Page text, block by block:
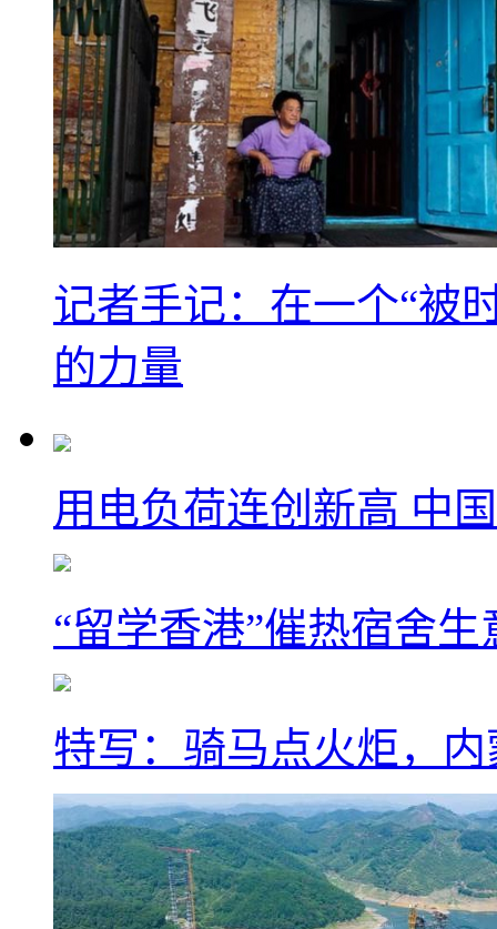
记者手记：在一个“被
的力量
用电负荷连创新高 中
“留学香港”催热宿舍
特写：骑马点火炬，